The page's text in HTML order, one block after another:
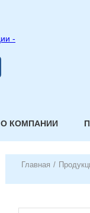
О КОМПАНИИ
Главная /